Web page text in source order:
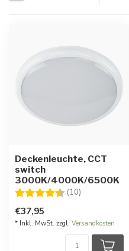
Deckenleuchte, CCT
switch
3000K/4000K/6500K
Bewertung:
(10) 4.1 von 5
€37,95
* Inkl. MwSt. zzgl. Versandkosten